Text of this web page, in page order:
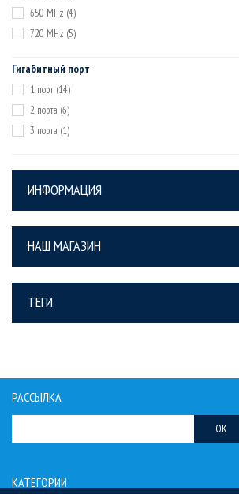
650 MHz (4)
720 MHz (5)
Гигабитный порт
1 порт (14)
2 порта (6)
3 порта (1)
ИНФОРМАЦИЯ
НАШ МАГАЗИН
ТЕГИ
РАССЫЛКА
OK
КАТЕГОРИИ